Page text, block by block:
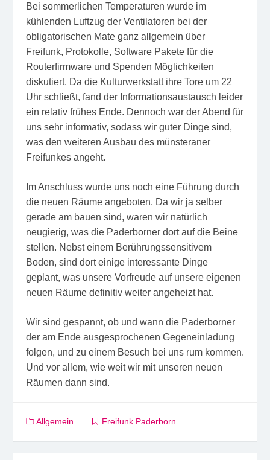
Bei sommerlichen Temperaturen wurde im
kühlenden Luftzug der Ventilatoren bei der
obligatorischen Mate ganz allgemein über
Freifunk, Protokolle, Software Pakete für die
Routerfirmware und Spenden Möglichkeiten
diskutiert. Da die Kulturwerkstatt ihre Tore um 22
Uhr schließt, fand der Informationsaustausch leider
ein relativ frühes Ende. Dennoch war der Abend für
uns sehr informativ, sodass wir guter Dinge sind,
was den weiteren Ausbau des münsteraner
Freifunkes angeht.
Im Anschluss wurde uns noch eine Führung durch
die neuen Räume angeboten. Da wir ja selber
gerade am bauen sind, waren wir natürlich
neugierig, was die Paderborner dort auf die Beine
stellen. Nebst einem Berührungssensitivem
Boden, sind dort einige interessante Dinge
geplant, was unsere Vorfreude auf unsere eigenen
neuen Räume definitiv weiter angeheizt hat.
Wir sind gespannt, ob und wann die Paderborner
der am Ende ausgesprochenen Gegeneinladung
folgen, und zu einem Besuch bei uns rum kommen.
Und vor allem, wie weit wir mit unseren neuen
Räumen dann sind.
Allgemein Freifunk Paderborn